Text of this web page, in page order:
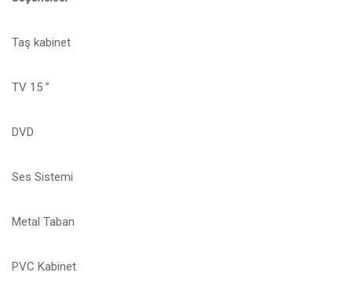
Taş kabinet
TV 15 ”
DVD
Ses Sistemi
Metal Taban
PVC Kabinet